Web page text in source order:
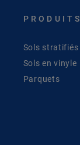
PRODUITS
Sols stratifiés
Sols en vinyle
Parquets